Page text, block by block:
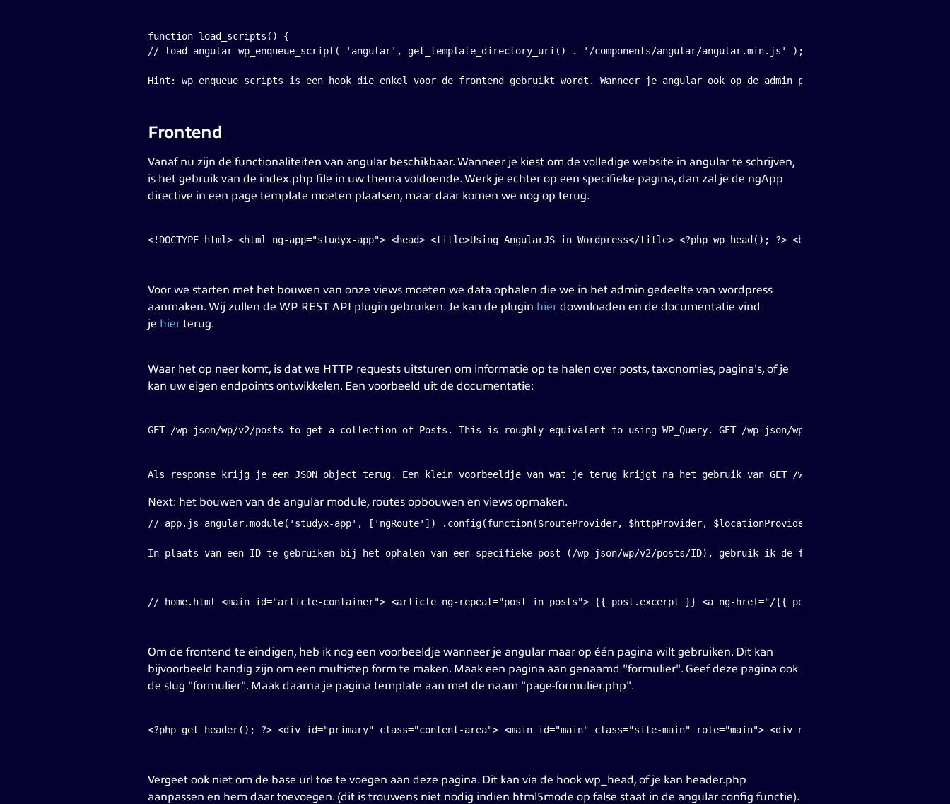
function load_scripts() {
// load angular wp_enqueue_script( 'angular', get_template_directory_uri() . '/components/angular/angular.min.js' ); // load angular-
Hint: wp_enqueue_scripts is een hook die enkel voor de frontend gebruikt wordt. Wanneer je angular ook op de admin pages wilt gebruiken,
Frontend
Vanaf nu zijn de functionaliteiten van angular beschikbaar. Wanneer je kiest om de volledige website in angular te schrijven,
is het gebruik van de index.php file in uw thema voldoende. Werk je echter op een specifieke pagina, dan zal je de ngApp
directive in een page template moeten plaatsen, maar daar komen we nog op terug.
<!DOCTYPE html> <html ng-app="studyx-app"> <head> <title>Using AngularJS in Wordpress</title> <?php wp_head(); ?> <base href="/" /> </head>
Voor we starten met het bouwen van onze views moeten we data ophalen die we in het admin gedeelte van wordpress
aanmaken. Wij zullen de WP REST API plugin gebruiken. Je kan de plugin hier downloaden en de documentatie vind
je hier terug.
Waar het op neer komt, is dat we HTTP requests uitsturen om informatie op te halen over posts, taxonomies, pagina's, of je
kan uw eigen endpoints ontwikkelen. Een voorbeeld uit de documentatie:
GET /wp-json/wp/v2/posts to get a collection of Posts. This is roughly equivalent to using WP_Query. GET /wp-json/wp/v2/posts/123 to get
Next: het bouwen van de angular module, routes opbouwen en views opmaken.
// app.js angular.module('studyx-app', ['ngRoute']) .config(function($routeProvider, $httpProvider, $locationProvider){
In plaats van een ID te gebruiken bij het ophalen van een specifieke post (/wp-json/wp/v2/posts/ID), gebruik ik de filter parameter (
// home.html <main id="article-container"> <article ng-repeat="post in posts"> {{ post.excerpt }} <a ng-href="/{{ post.slug }}">Read
Om de frontend te eindigen, heb ik nog een voorbeeldje wanneer je angular maar op één pagina wilt gebruiken. Dit kan
bijvoorbeeld handig zijn om een multistep form te maken. Maak een pagina aan genaamd "formulier". Geef deze pagina ook
de slug "formulier". Maak daarna je pagina template aan met de naam "page-formulier.php".
<?php get_header(); ?> <div id="primary" class="content-area"> <main id="main" class="site-main" role="main"> <div ng-app="studyx-app">
Vergeet ook niet om de base url toe te voegen aan deze pagina. Dit kan via de hook wp_head, of je kan header.php
aanpassen en hem daar toevoegen. (dit is trouwens niet nodig indien html5mode op false staat in de angular config functie).